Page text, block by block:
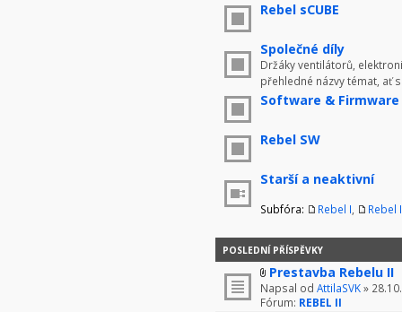
Rebel sCUBE
Společné díly
Držáky ventilátorů,
přehledné názvy témat, ať
Software & Firmware
Rebel SW
Starší a neaktivní
Subfóra: Rebel I Rebel
POSLEDNÍ PŘÍSPĚVKY
Prestavba Rebelu II
Napsal od AttilaSVK»
Fórum: REBEL II